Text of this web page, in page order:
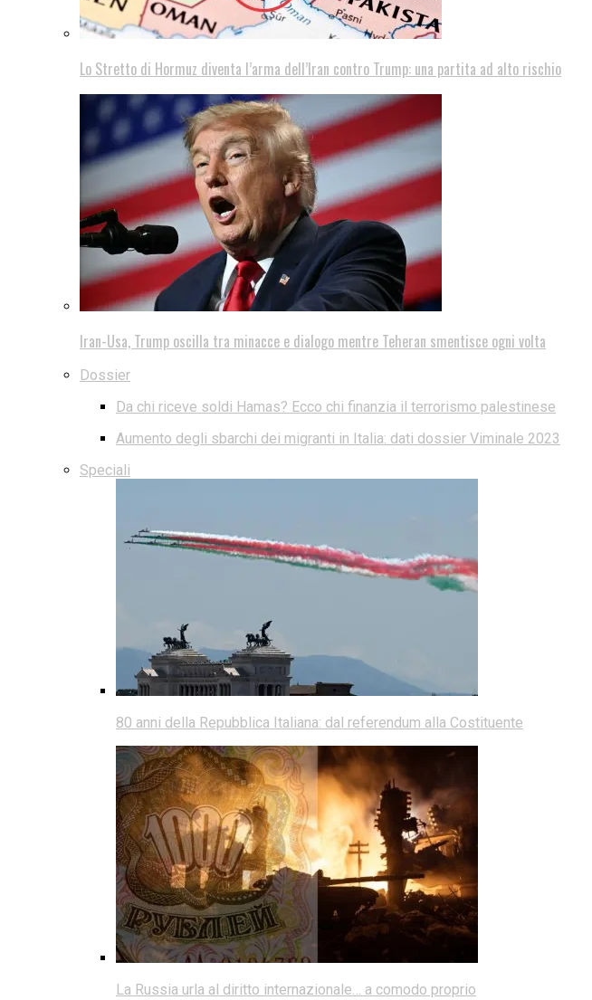
Lo Stretto di Hormuz diventa l’arma dell’Iran contro Trump: una partita ad alto rischio
Iran-Usa, Trump oscilla tra minacce e dialogo mentre Teheran smentisce ogni volta
Dossier
Da chi riceve soldi Hamas? Ecco chi finanzia il terrorismo palestinese
Aumento degli sbarchi dei migranti in Italia: dati dossier Viminale 2023
Speciali
80 anni della Repubblica Italiana: dal referendum alla Costituente
La Russia urla al diritto internazionale… a comodo proprio